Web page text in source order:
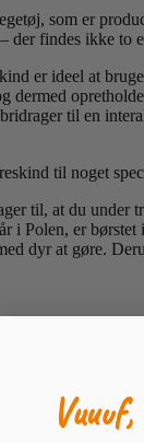
som er
der findes ikke to
er ideel at
til en
til noget
til, at du
i Polen, er
dyr at gøre.